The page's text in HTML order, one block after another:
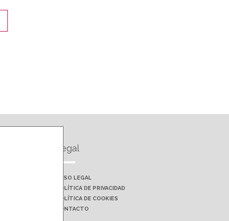
Legal
AVISO LEGAL
POLÍTICA DE PRIVACIDAD
POLÍTICA DE COOKIES
CONTACTO